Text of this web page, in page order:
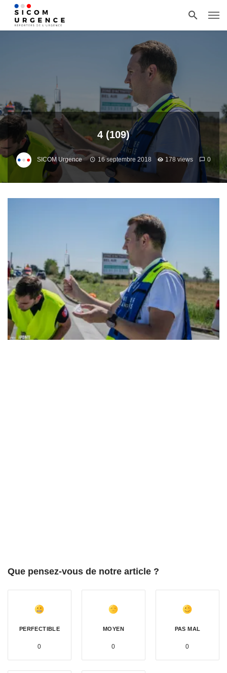
4 (109)
SICOM Urgence 16 septembre 2018 178 views 0
Que pensez-vous de notre article ?
PERFECTIBLE
0
MOYEN
0
PAS MAL
0